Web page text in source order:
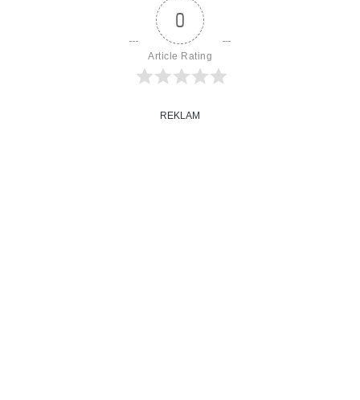
0
Article Rating
REKLAM